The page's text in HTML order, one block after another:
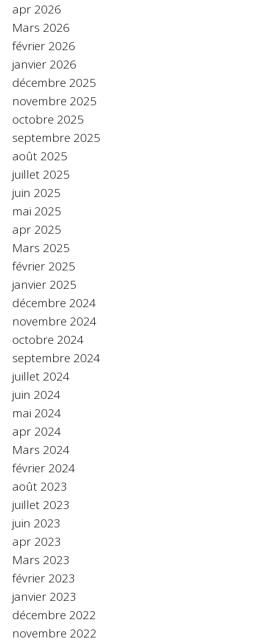
apr 2026
Mars 2026
février 2026
janvier 2026
décembre 2025
novembre 2025
octobre 2025
septembre 2025
août 2025
juillet 2025
juin 2025
mai 2025
apr 2025
Mars 2025
février 2025
janvier 2025
décembre 2024
novembre 2024
octobre 2024
septembre 2024
juillet 2024
juin 2024
mai 2024
apr 2024
Mars 2024
février 2024
août 2023
juillet 2023
juin 2023
apr 2023
Mars 2023
février 2023
janvier 2023
décembre 2022
novembre 2022